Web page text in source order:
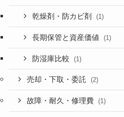
乾燥剤・防カビ剤 (1)
長期保管と資産価値 (1)
防湿庫比較 (1)
売却・下取・委託 (2)
故障・耐久・修理費 (1)